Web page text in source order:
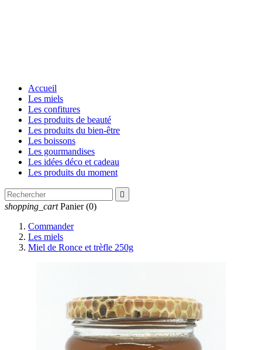
Accueil
Les miels
Les confitures
Les produits de beauté
Les produits du bien-être
Les boissons
Les gourmandises
Les idées déco et cadeau
Les produits du moment

shopping_cart Panier (0)
Commander
Les miels
Miel de Ronce et trèfle 250g